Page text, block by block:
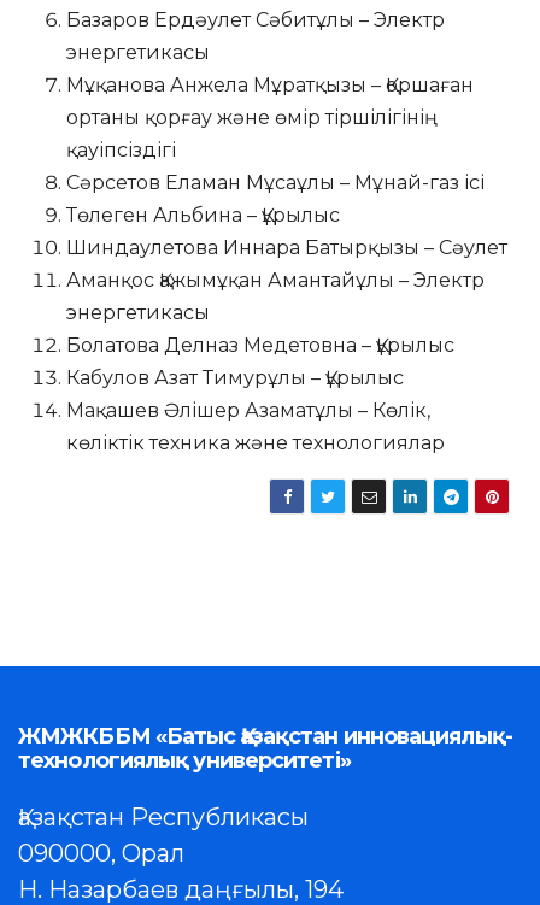
Базаров Ердәулет Сәбитұлы – Электр
энергетикасы
Мұқанова Анжела Мұратқызы – Қоршаған
ортаны қорғау және өмір тіршілігінің
қауіпсіздігі
Сәрсетов Еламан Мұсаұлы – Мұнай-газ ісі
Төлеген Альбина – Құрылыс
Шиндаулетова Иннара Батырқызы – Сәулет
Аманқос Қажымұқан Амантайұлы – Электр
энергетикасы
Болатова Делназ Медетовна – Құрылыс
Кабулов Азат Тимурұлы – Құрылыс
Мақашев Әлішер Азаматұлы – Көлік,
көліктік техника және технологиялар
ЖМЖКББМ «Батыс Қазақстан инновациялық-
технологиялық университеті»
Қазақстан Республикасы
090000, Орал
Н. Назарбаев даңғылы, 194